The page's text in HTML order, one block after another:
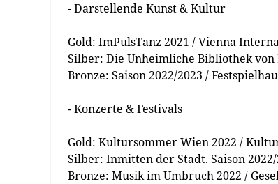
- Darstellende Kunst & Kultur
Gold: ImPulsTanz 2021 / Vienna
Silber: Die Unheimliche Bibliothek
Bronze: Saison 2022/2023 /
- Konzerte & Festivals
Gold: Kultursommer Wien 2022 /
Silber: Inmitten der Stadt. Saison
Bronze: Musik im Umbruch 2022 /